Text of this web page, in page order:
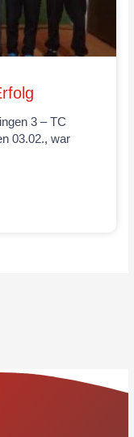
3 – TC
03.02., war